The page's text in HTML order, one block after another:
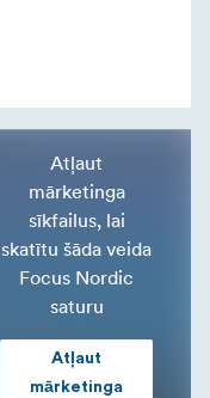
Atļaut
mārketinga
sīkfailus, lai
skatītu šāda veida
Focus Nordic
saturu
Atļaut
mārketinga